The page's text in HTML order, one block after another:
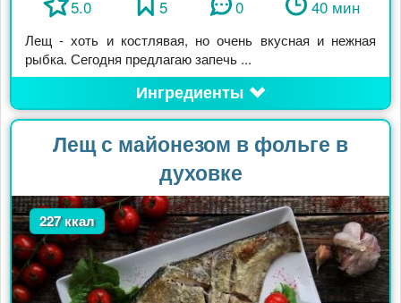
5.0 5 0 40 мин
Лещ - хоть и костлявая, но очень вкусная и нежная
рыбка. Сегодня предлагаю запечь ...
Ингредиенты
Лещ с майонезом в фольге в
духовке
227 ккал